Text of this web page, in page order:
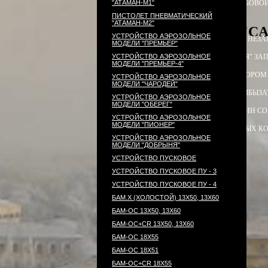
ПАТРОН СИГНАЛЬНЫЙ
PCP-пистолет
ЭЛЕКТРОПРИКЛАД ПРИКЛАД
ПРИКЛАД - КОЛБА ("ГОРЯЧАЯ"
ПРИКЛАД - КОЛБА С РЕДУКТОРОМ
РЕДУКТОР ПОПЕРЕЧНЫЙ КОЛБЫ
МАГАЗИН
КОМПЛЕКТ УПЛОТНИТЕЛЬНЫХ
"АТАМАН-М1"
ПИСТОЛЕТ ПНЕВМАТИЧЕСКИЙ
"АТАМАН-М2"
УСТРОЙСТВО АЭРОЗОЛЬНОЕ
МОДЕЛИ "ПРЕМЬЕР"
УСТРОЙСТВО АЭРОЗОЛЬНОЕ
МОДЕЛИ "ПРЕМЬЕР-4"
УСТРОЙСТВО АЭРОЗОЛЬНОЕ
МОДЕЛИ "ЧАРОДЕЙ"
УСТРОЙСТВО АЭРОЗОЛЬНОЕ
МОДЕЛИ "ОБЕРЕГ"
УСТРОЙСТВО АЭРОЗОЛЬНОЕ
МОДЕЛИ "ПИОНЕР"
УСТРОЙСТВО АЭРОЗОЛЬНОЕ
МОДЕЛИ "ДОБРЫНЯ"
УСТРОЙСТВО ПУСКОВОЕ
УСТРОЙСТВО ПУСКОВОЕ ПУ - 3
УСТРОЙСТВО ПУСКОВОЕ ПУ - 4
БАМ.Х (ХОЛОСТОЙ) 13Х50, 13Х60
БАМ-ОС 13Х50, 13Х60
БАМ-ОС+CR 13Х50, 13Х60
БАМ-ОС 18Х55
БАМ-ОС 18Х51
БАМ-OC+CR 18X55